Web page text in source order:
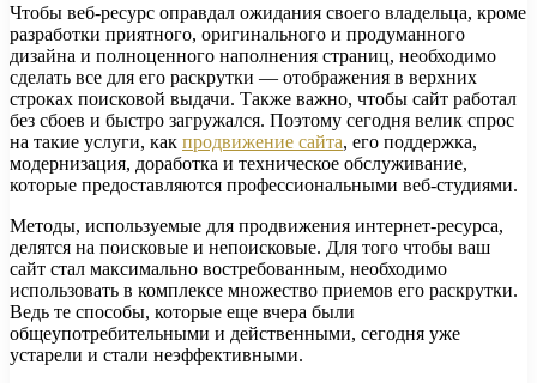
Чтобы веб-ресурс оправдал ожидания своего владельца, кроме
разработки приятного, оригинального и продуманного
дизайна и полноценного наполнения страниц, необходимо
сделать все для его раскрутки — отображения в верхних
строках поисковой выдачи. Также важно, чтобы сайт работал
без сбоев и быстро загружался. Поэтому сегодня велик спрос
на такие услуги, как продвижение сайта, его поддержка,
модернизация, доработка и техническое обслуживание,
которые предоставляются профессиональными веб-студиями.
Методы, используемые для продвижения интернет-ресурса,
делятся на поисковые и непоисковые. Для того чтобы ваш
сайт стал максимально востребованным, необходимо
использовать в комплексе множество приемов его раскрутки.
Ведь те способы, которые еще вчера были
общеупотребительными и действенными, сегодня уже
устарели и стали неэффективными.